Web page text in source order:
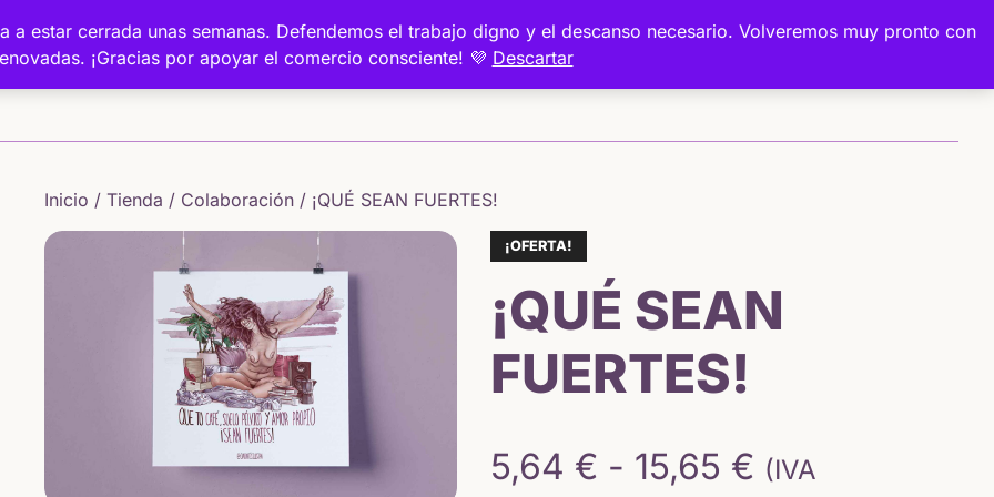
a estar cerrada unas semanas. Defendemos el trabajo digno y el descanso necesario. Volveremos muy pronto con
¡Gracias por apoyar el comercio consciente! 💜 Descartar
Inicio Sobre mí
Inicio / Tienda / Colaboración / ¡QUÉ SEAN FUERTES!
¡OFERTA!
¡QUÉ SEAN
FUERTES!
5,64 € - 15,65 €Rango
(IVA